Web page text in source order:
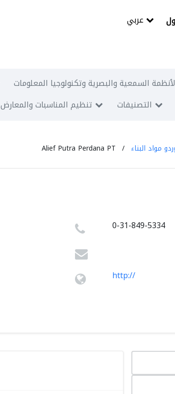
السمعية والبصرية وتكنولوجيا المعلومات
تنظيم المناسبات والمعارض التصنيفات
مواد البناء Alief Putra Perdana PT
0-31-849-5334
http://